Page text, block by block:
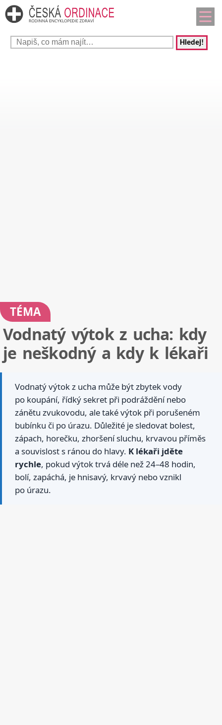
Hledej!
TÉMA
Vodnatý výtok z ucha: kdy
je neškodný a kdy k lékaři
Vodnatý výtok z ucha může být zbytek vody
po koupání, řídký sekret při podráždění nebo
zánětu zvukovodu, ale také výtok při porušeném
bubínku či po úrazu. Důležité je sledovat bolest,
zápach, horečku, zhoršení sluchu, krvavou příměs
a souvislost s ránou do hlavy. K lékaři jděte
rychle, pokud výtok trvá déle než 24–48 hodin,
bolí, zapáchá, je hnisavý, krvavý nebo vznikl
po úrazu.